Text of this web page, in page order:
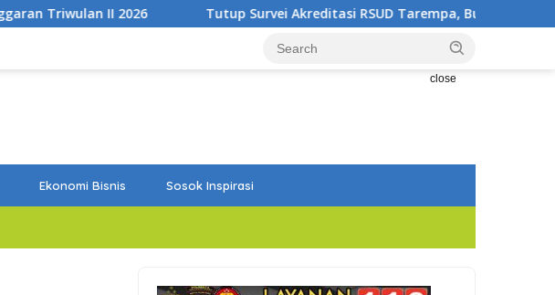
Tutup Survei Akreditasi RSUD Tarempa, Bupati Aneng: Akreditasi Adalah Awal
close
Ekonomi Bisnis Sosok Inspirasi